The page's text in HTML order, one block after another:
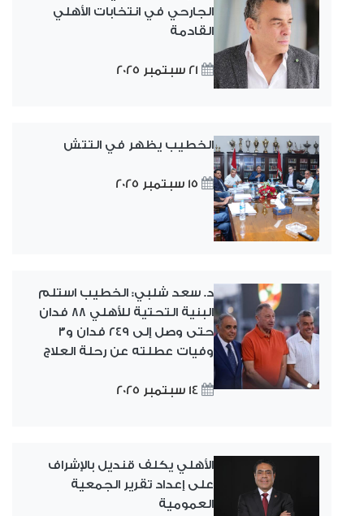
الجارحي في انتخابات الأهلي
القادمة
21 سبتمبر 2025
الخطيب يظهر في التتش
15 سبتمبر 2025
د. سعد شلبي: الخطيب استلم
البنية التحتية للأهلي ٨٨ فدان
حتى وصل إلى ٢٤٩ فدان و٣
وفيات عطلته عن رحلة العلاج
14 سبتمبر 2025
الأهلي يكلف قنديل بالإشراف
على إعداد تقرير الجمعية
العمومية